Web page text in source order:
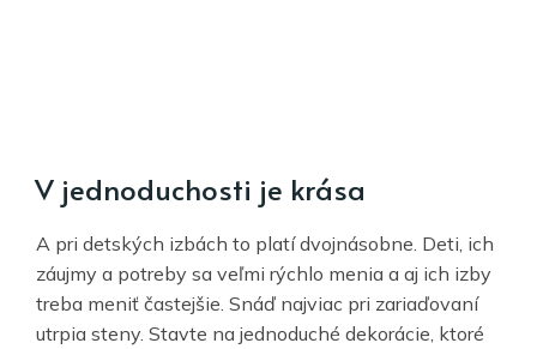
V jednoduchosti je krása
A pri detských izbách to platí dvojnásobne. Deti, ich
záujmy a potreby sa veľmi rýchlo menia a aj ich izby
treba meniť častejšie. Snáď najviac pri zariaďovaní
utrpia steny. Stavte na jednoduché dekorácie, ktoré